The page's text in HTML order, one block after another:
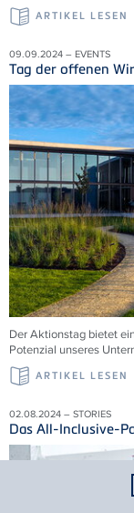
ARTIKEL LESEN
09.09.2024 – EVENTS
Tag der offenen
Der Aktionstag bietet
Potenzial unseres
ARTIKEL LESEN
02.08.2024 – STORIES
Das All-Inclusive-